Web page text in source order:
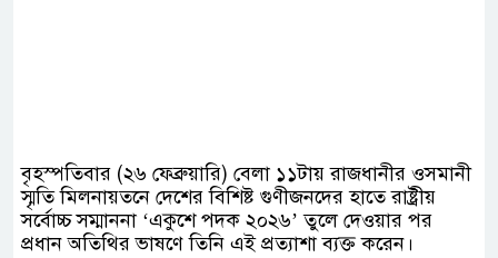
বৃহস্পতিবার (২৬ ফেব্রুয়ারি) বেলা ১১টায় রাজধানীর ওসমানী
স্মৃতি মিলনায়তনে দেশের বিশিষ্ট গুণীজনদের হাতে রাষ্ট্রীয়
সর্বোচ্চ সম্মাননা ‘একুশে পদক ২০২৬’ তুলে দেওয়ার পর
প্রধান অতিথির ভাষণে তিনি এই প্রত্যাশা ব্যক্ত করেন।